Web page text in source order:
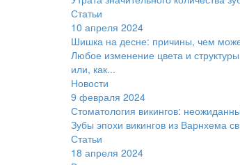
Статьи
10 апреля 2024
Шишка на десне: причины, чем
Любое изменение цвета и
или, как...
Новости
9 февраля 2024
Стоматология викингов:
Зубы эпохи викингов из Варнхема
Статьи
18 апреля 2024